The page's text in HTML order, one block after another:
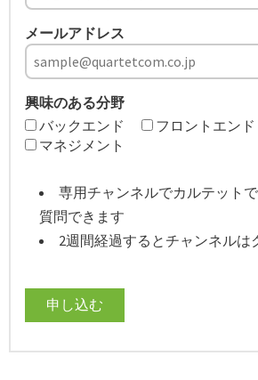
メールアドレス
興味のある分野
バックエンド
フロントエンド
マネジメント
専用チャンネルでカルテット
質問できます
2週間経過するとチャンネルは
申し込む